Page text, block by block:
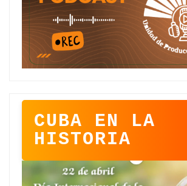
CUBA EN LA
HISTORIA